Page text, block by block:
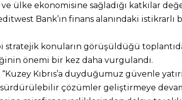
ülke ekonomisine sağladığı katkılar
Bank’ın finans alanındaki
konuların görüşüldüğü
önemi bir kez daha vurgulandı.
Kıbrıs’a duyduğumuz güvenle
çözümler geliştirmeye